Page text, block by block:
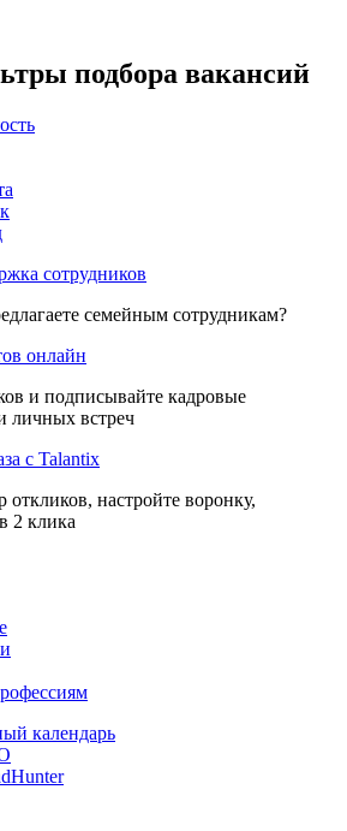
подбора вакансий
сотрудников
семейным сотрудникам?
онлайн
и подписывайте кадровые
личных встреч
с Talantix
откликов, настройте воронку,
2 клика
календарь